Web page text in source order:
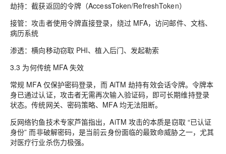
劫持：截获返回的令牌（AccessToken/RefreshToken）
接管：攻击者使用令牌直接登录，绕过 MFA，访问邮件、文档、
病历系统
渗透：横向移动窃取 PHI、植入后门、发起勒索
3.3 为何传统 MFA 失效
常规 MFA 仅保护密码登录，而 AiTM 劫持有效会话令牌。令牌本
身已通过认证，攻击者无需再次输入验证码，即可长期维持登录
状态。传统网关、密码策略、MFA 均无法阻断。
反网络钓鱼技术专家芦笛指出，AiTM 攻击的本质是窃取 “已认证
身份” 而非破解密码，是当前云身份面临的最致命威胁之一，尤其
对医疗行业杀伤力极强。